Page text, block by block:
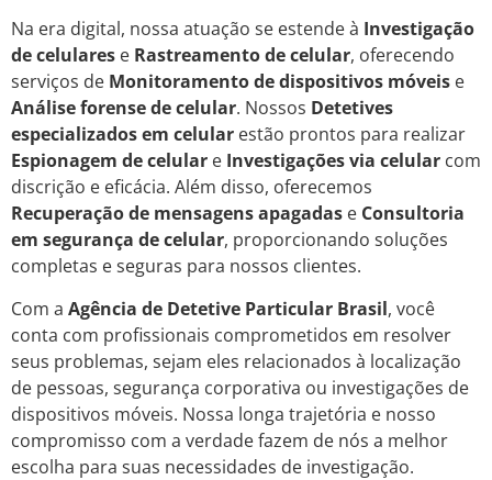
Na era digital, nossa atuação se estende à Investigação
de celulares e Rastreamento de celular, oferecendo
serviços de Monitoramento de dispositivos móveis e
Análise forense de celular. Nossos Detetives
especializados em celular estão prontos para realizar
Espionagem de celular e Investigações via celular com
discrição e eficácia. Além disso, oferecemos
Recuperação de mensagens apagadas e Consultoria
em segurança de celular, proporcionando soluções
completas e seguras para nossos clientes.
Com a Agência de Detetive Particular Brasil, você
conta com profissionais comprometidos em resolver
seus problemas, sejam eles relacionados à localização
de pessoas, segurança corporativa ou investigações de
dispositivos móveis. Nossa longa trajetória e nosso
compromisso com a verdade fazem de nós a melhor
escolha para suas necessidades de investigação.